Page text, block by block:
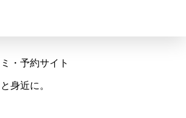
・予約サイト
身近に。